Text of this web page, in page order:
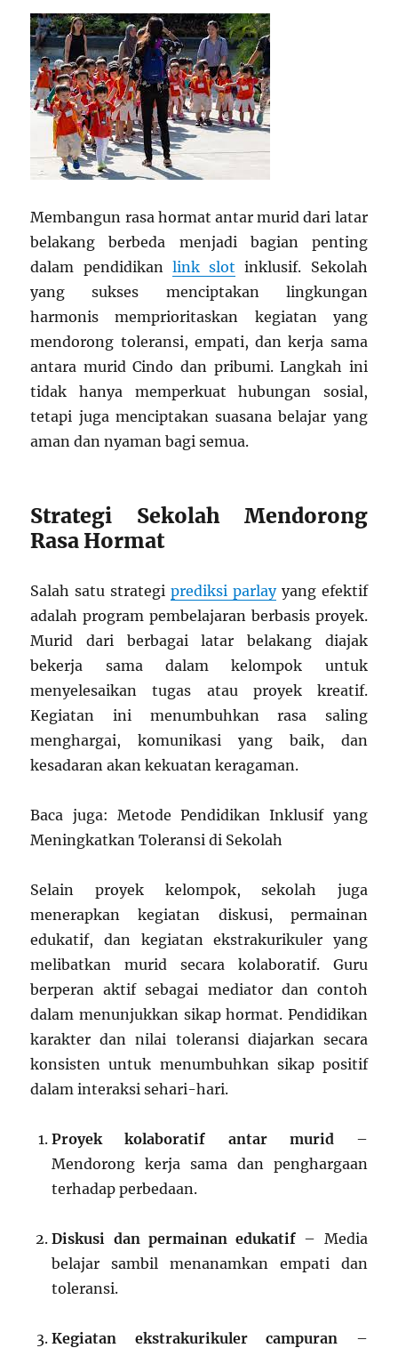
Membangun rasa hormat antar murid dari latar
belakang berbeda menjadi bagian penting
dalam pendidikan link slot inklusif. Sekolah
yang sukses menciptakan lingkungan
harmonis memprioritaskan kegiatan yang
mendorong toleransi, empati, dan kerja sama
antara murid Cindo dan pribumi. Langkah ini
tidak hanya memperkuat hubungan sosial,
tetapi juga menciptakan suasana belajar yang
aman dan nyaman bagi semua.
Strategi Sekolah Mendorong
Rasa Hormat
Salah satu strategi prediksi parlayyang efektif
adalah program pembelajaran berbasis proyek.
Murid dari berbagai latar belakang diajak
bekerja sama dalam kelompok untuk
menyelesaikan tugas atau proyek kreatif.
Kegiatan ini menumbuhkan rasa saling
menghargai, komunikasi yang baik, dan
kesadaran akan kekuatan keragaman.
Baca juga: Metode Pendidikan Inklusif yang
Meningkatkan Toleransi di Sekolah
Selain proyek kelompok, sekolah juga
menerapkan kegiatan diskusi, permainan
edukatif, dan kegiatan ekstrakurikuler yang
melibatkan murid secara kolaboratif. Guru
berperan aktif sebagai mediator dan contoh
dalam menunjukkan sikap hormat. Pendidikan
karakter dan nilai toleransi diajarkan secara
konsisten untuk menumbuhkan sikap positif
dalam interaksi sehari-hari.
Proyek kolaboratif antar murid –
Mendorong kerja sama dan penghargaan
terhadap perbedaan.
Diskusi dan permainan edukatif – Media
belajar sambil menanamkan empati dan
toleransi.
Kegiatan ekstrakurikuler campuran –